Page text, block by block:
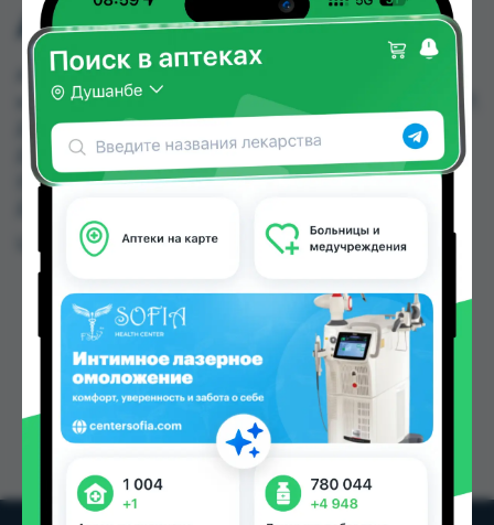
АМБРОКСОЛ ТАБ №20
АМБРОКСОЛ ТАБ №20 можно купить или
заказать в аптеках, Авиценна, Арча, Дорухона +7,
Дорухона Махсус, Дорухонаи "Гулчехр",
Дорухонаи Ватан Хуҷанд, Дорухонаи Мадад
(Буратино) по цене от 0.20 TJS до 4.00 TJS в
Цена: от0.20 TJS